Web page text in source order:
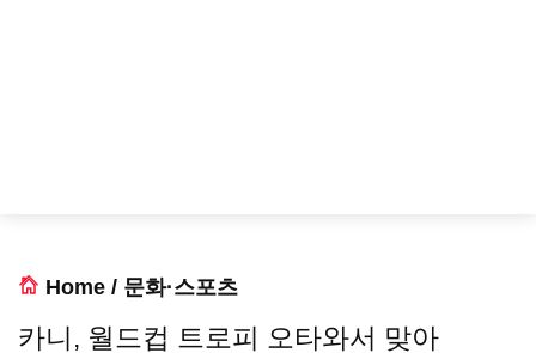
Home / 문화·스포츠
카니, 월드컵 트로피 오타와서 맞아